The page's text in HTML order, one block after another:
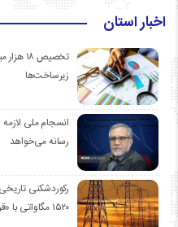
اخبار استان
تخصیص
زیرساخت‌ها
انسجام ملی
رسانه می‌خواهد
رکوردشکنی
۱۵۲۰ مگاواتی با «قرار همدلی» مردم